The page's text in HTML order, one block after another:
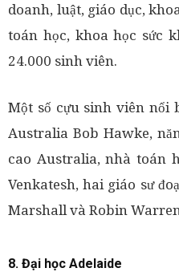
doanh, luật, giáo dục,
toán học, khoa học sức
24.000 sinh viên.
Một số cựu sinh viên nổi
Australia Bob Hawke,
cao Australia, nhà toán
Venkatesh, hai giáo sư
Marshall và Robin
8. Đại học Adelaide